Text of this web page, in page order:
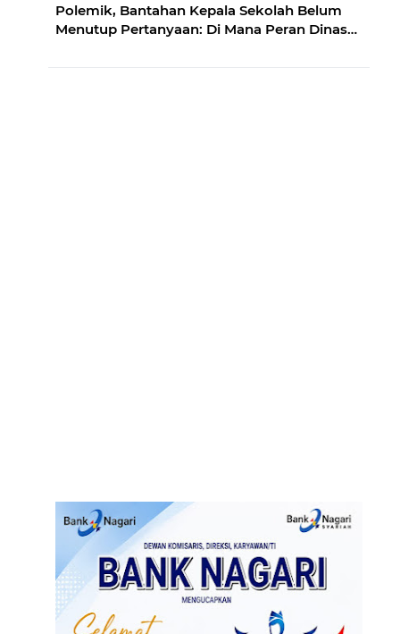
Polemik, Bantahan Kepala Sekolah Belum
Menutup Pertanyaan: Di Mana Peran Dinas